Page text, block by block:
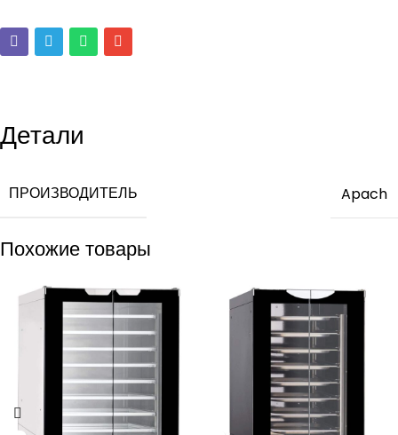
Детали
ПРОИЗВОДИТЕЛЬ Apach
Похожие товары